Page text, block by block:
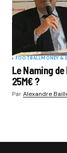
FOOTBALLMONEY &
Le Naming
25M€ ?
ParAlexandre